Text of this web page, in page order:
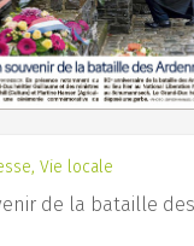
Vie locale
de la bataille